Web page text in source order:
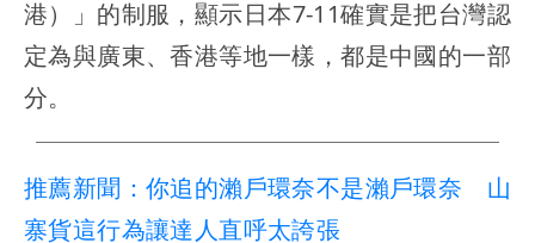
港）」的制服，顯示日本7-11確實是把台灣認
定為與廣東、香港等地一樣，都是中國的一部
分。
推薦新聞：你追的瀨戶環奈不是瀨戶環奈 山
寨貨這行為讓達人直呼太誇張